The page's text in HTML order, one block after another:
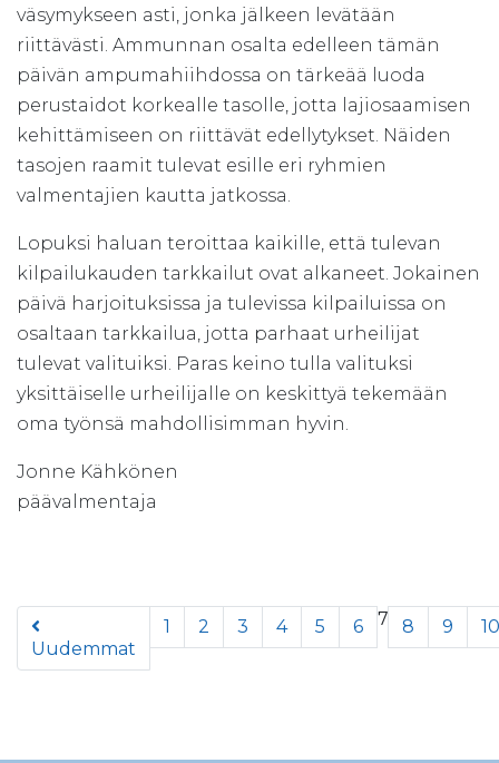
väsymykseen asti, jonka jälkeen levätään
riittävästi. Ammunnan osalta edelleen tämän
päivän ampumahiihdossa on tärkeää luoda
perustaidot korkealle tasolle, jotta lajiosaamisen
kehittämiseen on riittävät edellytykset. Näiden
tasojen raamit tulevat esille eri ryhmien
valmentajien kautta jatkossa.
Lopuksi haluan teroittaa kaikille, että tulevan
kilpailukauden tarkkailut ovat alkaneet. Jokainen
päivä harjoituksissa ja tulevissa kilpailuissa on
osaltaan tarkkailua, jotta parhaat urheilijat
tulevat valituiksi. Paras keino tulla valituksi
yksittäiselle urheilijalle on keskittyä tekemään
oma työnsä mahdollisimman hyvin.
Jonne Kähkönen
päävalmentaja
Uudemmat
1 2 3 4 5 6 7 8 9 10